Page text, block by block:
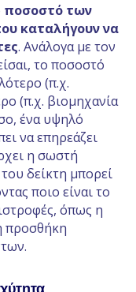
ποσοστό των
καταλήγουν να
. Ανάλογα με τον
το ποσοστό
(π.χ.
(π.χ. βιομηχανία
ένα υψηλό
να επηρεάζει
η σωστή
δείκτη μπορεί
ποιο είναι το
όπως η
προσθήκη